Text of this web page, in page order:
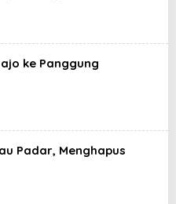
ke Panggung
Padar, Menghapus